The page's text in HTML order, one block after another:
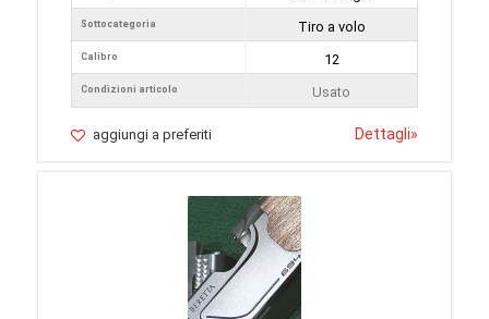
Sottocategoria
Calibro
Condizioni articolo
Tiro a volo
12
Usato
aggiungi a preferiti Dettagli»